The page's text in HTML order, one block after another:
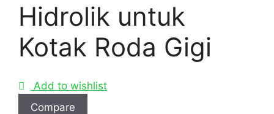
Hidrolik untuk
Kotak Roda Gigi
Add to wishlist
Compare